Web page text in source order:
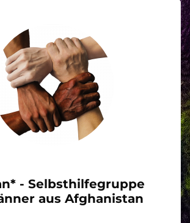
- Selbsthilfegruppe
aus Afghanistan